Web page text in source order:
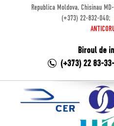
Republica Moldova, Chisinau
(+373) 22-832-040;
Biroul de
(+373) 22 83-